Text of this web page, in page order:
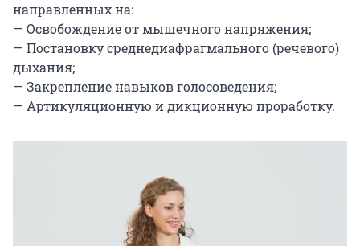
направленных на:
— Освобождение от мышечного напряжения;
— Постановку среднедиафрагмального (речевого)
дыхания;
— Закрепление навыков голосоведения;
— Артикуляционную и дикционную проработку.